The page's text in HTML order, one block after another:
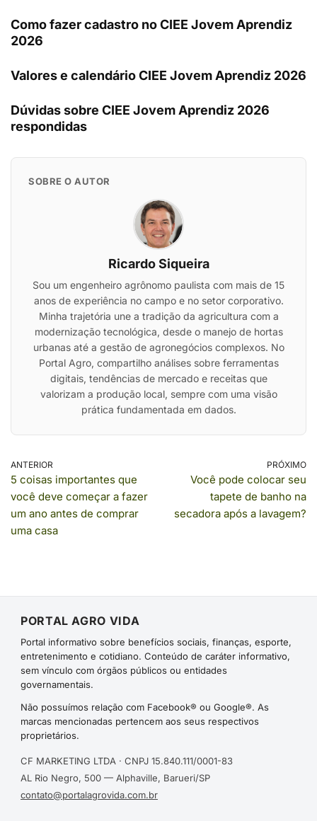
Como fazer cadastro no CIEE Jovem Aprendiz
2026
Valores e calendário CIEE Jovem Aprendiz 2026
Dúvidas sobre CIEE Jovem Aprendiz 2026
respondidas
SOBRE O AUTOR
Ricardo Siqueira
Sou um engenheiro agrônomo paulista com mais de 15
anos de experiência no campo e no setor corporativo.
Minha trajetória une a tradição da agricultura com a
modernização tecnológica, desde o manejo de hortas
urbanas até a gestão de agronegócios complexos. No
Portal Agro, compartilho análises sobre ferramentas
digitais, tendências de mercado e receitas que
valorizam a produção local, sempre com uma visão
prática fundamentada em dados.
ANTERIOR
5 coisas importantes que
você deve começar a fazer
um ano antes de comprar
uma casa
PRÓXIMO
Você pode colocar seu
tapete de banho na
secadora após a lavagem?
PORTAL AGRO VIDA
Portal informativo sobre benefícios sociais, finanças, esporte,
entretenimento e cotidiano. Conteúdo de caráter informativo,
sem vínculo com órgãos públicos ou entidades
governamentais.
Não possuímos relação com Facebook® ou Google®. As
marcas mencionadas pertencem aos seus respectivos
proprietários.
CF MARKETING LTDA · CNPJ 15.840.111/0001-83
AL Rio Negro, 500 — Alphaville, Barueri/SP
contato@portalagrovida.com.br